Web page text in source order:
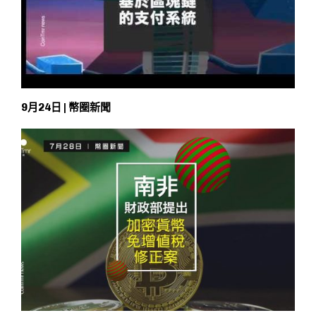
9月24日 | 幣圈新聞